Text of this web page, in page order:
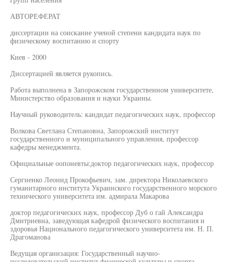
АВТОРЕФЕРАТ
диссертации на соискание ученой степени кандидата наук по
физическому воспитанию и спорту
Киев - 2000
Диссертацией является рукопись.
Работа выполнена в Запорожском государственном университете,
Министерство образования и науки Украины.
Научный руководитель: кандидат педагогических наук, профессор
Волкова Светлана Степановна, Запорожский институт
государственного и муниципального управления, профессор
кафедры менеджмента.
Официальные оопоневты:доктор педагогических наук, профессор
Сергиенко Леонид Прокофьевич, зам. директора Николаевского
гуманитарного института Украинского государственного морского
технического университета им. адмирала Макарова
доктор педагогических наук, профессор Дуб о гай Александра
Дмитриевна, заведующая кафедрой физического воспитания и
здоровья Национального педагогического университета им. Н. П.
Драгоманова
Ведущая организация: Государственный научно-